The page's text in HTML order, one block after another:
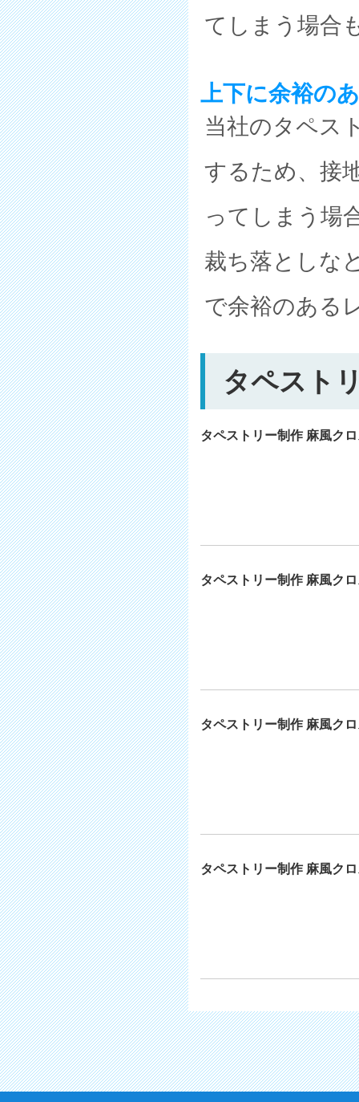
てしまう場合
上下に余裕の
当社のタペス
するため、接
ってしまう場
裁ち落としな
で余裕のある
タペスト
タペストリー制作 麻風ク
タペストリー制作 麻風ク
タペストリー制作 麻風ク
タペストリー制作 麻風ク